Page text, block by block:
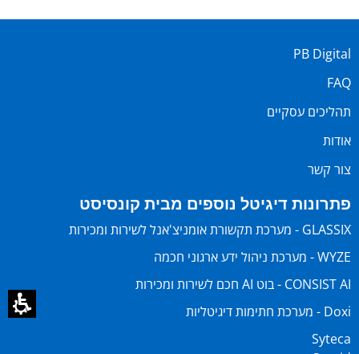
PB Digital
FAQ
תהליכים עסקיים
אודות
צור קשר
פתרונות דיגיטל נוספים מבית קונסיסט
GLASSIX - מערכת תקשורת אומניצ'אנל לשירות ומכירות
WYZE - מערכת ניהול ידע ארגוני חכמה
CONSIST AI - בוט AI חכם לשירות ומכירות
Doxi - מערכת חתימות דיגיטליות
Syteca